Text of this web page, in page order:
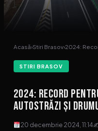
Acasă›Stiri Brasov›2024:
STIRI BRASOV
2024: Record
autostrăzi și
20 decembrie 2024, 11:14